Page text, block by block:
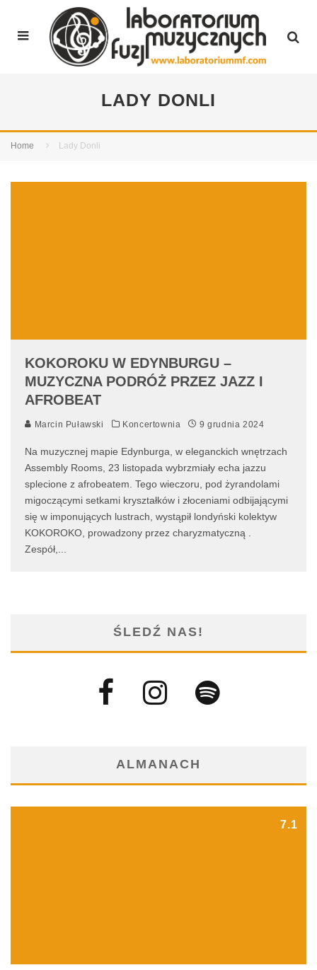
LADY DONLI
Home Lady Donli
KOKOROKU W EDYNBURGU –
MUZYCZNA PODRÓŻ PRZEZ JAZZ I
AFROBEAT
Marcin Puławski Koncertownia 9 grudnia 2024
Na muzycznej mapie Edynburga, w eleganckich wnętrzach
Assembly Rooms, 23 listopada wybrzmiały echa jazzu
splecione z afrobeatem. Tego wieczoru, pod żyrandolami
migoczącymi setkami kryształków i złoceniami odbijającymi
się w imponujących lustrach, wystąpił londyński kolektyw
KOKOROKO, prowadzony przez charyzmatyczną .
Zespół,...
ŚLEDŹ NAS!
ALMANACH
7.1